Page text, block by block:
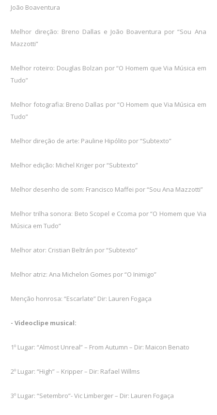
João Boaventura
Melhor direção: Breno Dallas e João Boaventura por “Sou Ana
Mazzotti”
Melhor roteiro: Douglas Bolzan por “O Homem que Via Música em
Tudo”
Melhor fotografia: Breno Dallas por “O Homem que Via Música em
Tudo”
Melhor direção de arte: Pauline Hipólito por “Subtexto”
Melhor edição: Michel Kriger por “Subtexto”
Melhor desenho de som: Francisco Maffei por “Sou Ana Mazzotti”
Melhor trilha sonora: Beto Scopel e Ccoma por “O Homem que Via
Música em Tudo”
Melhor ator: Cristian Beltrán por “Subtexto”
Melhor atriz: Ana Michelon Gomes por “O Inimigo”
Menção honrosa: “Escarlate” Dir: Lauren Fogaça
- Videoclipe musical:
1º Lugar: “Almost Unreal” – From Autumn – Dir: Maicon Benato
2º Lugar: “High” – Kripper – Dir: Rafael Willms
3º Lugar: “Setembro”- Vic Limberger – Dir: Lauren Fogaça